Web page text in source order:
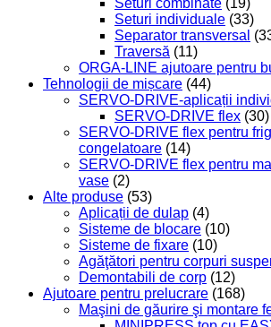
Seturi combinate (19)
Seturi individuale (33)
Separator transversal
Traversă (11)
ORGA-LINE ajutoare pentru
Tehnologii de mișcare (44)
SERVO-DRIVE-aplicații
SERVO-DRIVE flex (30)
SERVO-DRIVE flex pentru
congelatoare (14)
SERVO-DRIVE flex pentru
vase (2)
Alte produse (53)
Aplicații de dulap (4)
Sisteme de blocare (10)
Sisteme de fixare (10)
Agăţători pentru corpuri
Demontabili de corp (12)
Ajutoare pentru prelucrare (168)
Maşini de găurire şi montare